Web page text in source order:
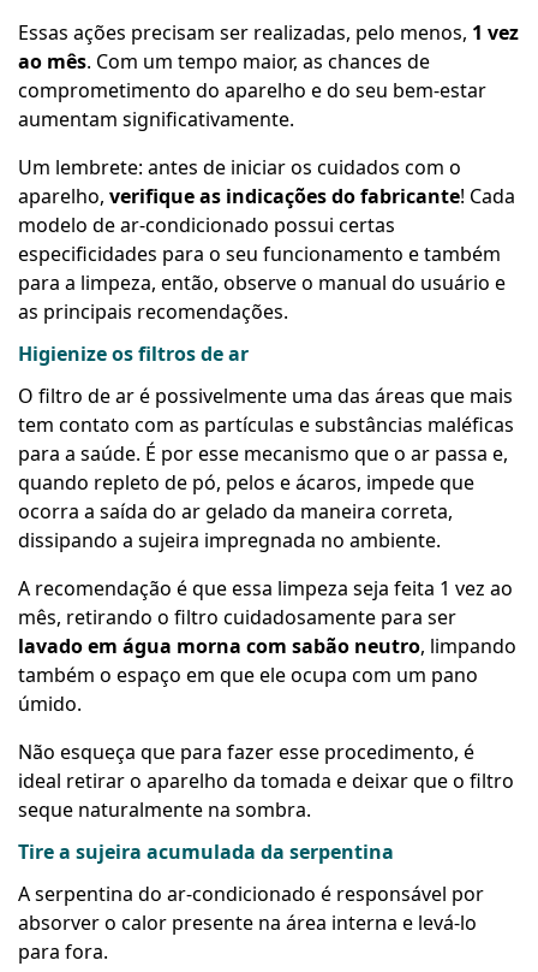
Essas ações precisam ser realizadas, pelo menos, 1 vez
ao mês. Com um tempo maior, as chances de
comprometimento do aparelho e do seu bem-estar
aumentam significativamente.
Um lembrete: antes de iniciar os cuidados com o
aparelho, verifique as indicações do fabricante! Cada
modelo de ar-condicionado possui certas
especificidades para o seu funcionamento e também
para a limpeza, então, observe o manual do usuário e
as principais recomendações.
Higienize os filtros de ar
O filtro de ar é possivelmente uma das áreas que mais
tem contato com as partículas e substâncias maléficas
para a saúde. É por esse mecanismo que o ar passa e,
quando repleto de pó, pelos e ácaros, impede que
ocorra a saída do ar gelado da maneira correta,
dissipando a sujeira impregnada no ambiente.
A recomendação é que essa limpeza seja feita 1 vez ao
mês, retirando o filtro cuidadosamente para ser
lavado em água morna com sabão neutro, limpando
também o espaço em que ele ocupa com um pano
úmido.
Não esqueça que para fazer esse procedimento, é
ideal retirar o aparelho da tomada e deixar que o filtro
seque naturalmente na sombra.
Tire a sujeira acumulada da serpentina
A serpentina do ar-condicionado é responsável por
absorver o calor presente na área interna e levá-lo
para fora.